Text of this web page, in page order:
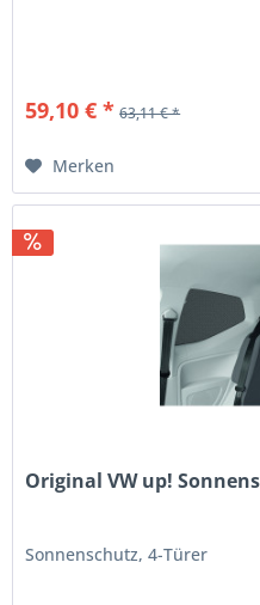
59,10 € * 63,11 € *
Merken
Original VW up!
Sonnenschutz, 4-Türer